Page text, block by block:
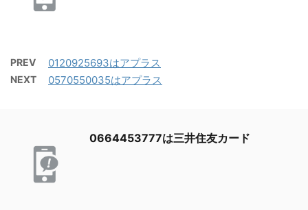
PREV 0120925693はアプラス
NEXT 0570550035はアプラス
0664453777は三井住友カード